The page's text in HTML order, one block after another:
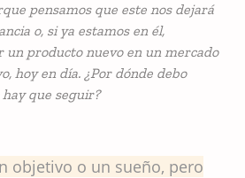
pensamos que este nos dejará
o, si ya estamos en él,
un producto nuevo en un mercado
hoy en día. ¿Por dónde debo
que seguir?
objetivo o un sueño, pero